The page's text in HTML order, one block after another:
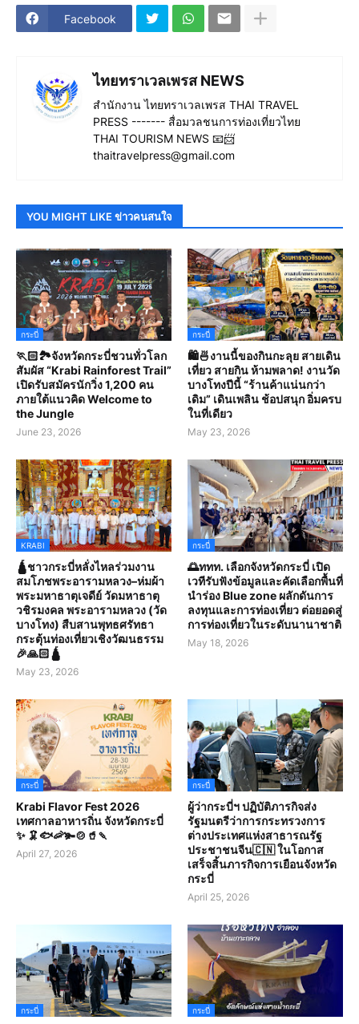
Facebook
ไทยทราเวลเพรส NEWS
สำนักงาน ไทยทราเวลเพรส THAI TRAVEL
PRESS ------- สื่อมวลชนการท่องเที่ยวไทย
THAI TOURISM NEWS 📧📨
thaitravelpress@gmail.com
YOU MIGHT LIKE ข่าวคนสนใจ
กระบี่
🏃🏻🏞️จังหวัดกระบี่ชวนทั่วโลก
สัมผัส “Krabi Rainforest Trail”
เปิดรับสมัครนักวิ่ง 1,200 คน
ภายใต้แนวคิด Welcome to
the Jungle
June 23, 2026
กระบี่
🛍️🍜งานนี้ของกินกะลุย สายเดิน
เที่ยว สายกิน ห้ามพลาด! งานวัด
บางโทงปีนี้ “ร้านค้าแน่นกว่า
เดิม” เดินเพลิน ช้อปสนุก อิ่มครบ
ในที่เดียว
May 23, 2026
KRABI
🛕ชาวกระบี่หลั่งไหลร่วมงาน
สมโภชพระอารามหลวง–ห่มผ้า
พระมหาธาตุเจดีย์ วัดมหาธาตุ
วชิรมงคล พระอารามหลวง (วัด
บางโทง) สืบสานพุทธศรัทธา
กระตุ้นท่องเที่ยวเชิงวัฒนธรรม
🎉🙏🏻🛕
May 23, 2026
กระบี่
🌅ททท. เลือกจังหวัดกระบี่ เปิด
เวทีรับฟังข้อมูลและคัดเลือกพื้นที่
นำร่อง Blue zone ผลักดันการ
ลงทุนและการท่องเที่ยว ต่อยอดสู่
การท่องเที่ยวในระดับนานาชาติ
May 18, 2026
กระบี่
Krabi Flavor Fest 2026
เทศกาลอาหารถิ่น จังหวัดกระบี่
✨ 🦑🐟🦐🫚🍲🥤🍡
April 27, 2026
กระบี่
ผู้ว่ากระบี่ฯ ปฏิบัติภารกิจส่ง
รัฐมนตรีว่าการกระทรวงการ
ต่างประเทศแห่งสาธารณรัฐ
ประชาชนจีน🇨🇳 ในโอกาส
เสร็จสิ้นภารกิจการเยือนจังหวัด
กระบี่
April 25, 2026
กระบี่ กระบี่